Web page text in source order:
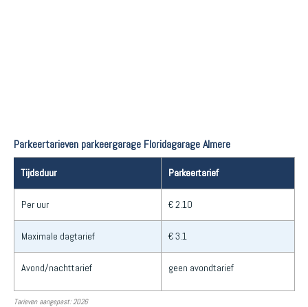
Parkeertarieven parkeergarage Floridagarage Almere
Tijdsduur Parkeertarief
Per uur € 2.10
Maximale dagtarief € 3.1
Avond/nachttarief geen avondtarief
Tarieven aangepast: 2026